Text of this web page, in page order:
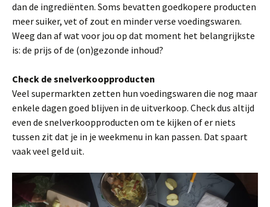
dan de ingrediënten. Soms bevatten goedkopere producten
meer suiker, vet of zout en minder verse voedingswaren.
Weeg dan af wat voor jou op dat moment het belangrijkste
is: de prijs of de (on)gezonde inhoud?
Check de snelverkoopproducten
Veel supermarkten zetten hun voedingswaren die nog maar
enkele dagen goed blijven in de uitverkoop. Check dus altijd
even de snelverkoopproducten om te kijken of er niets
tussen zit dat je in je weekmenu in kan passen. Dat spaart
vaak veel geld uit.